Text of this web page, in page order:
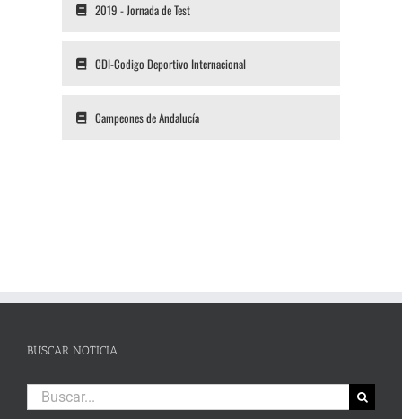
2019 - Jornada de Test
CDI-Codigo Deportivo Internacional
Campeones de Andalucía
BUSCAR NOTICIA
Buscar: